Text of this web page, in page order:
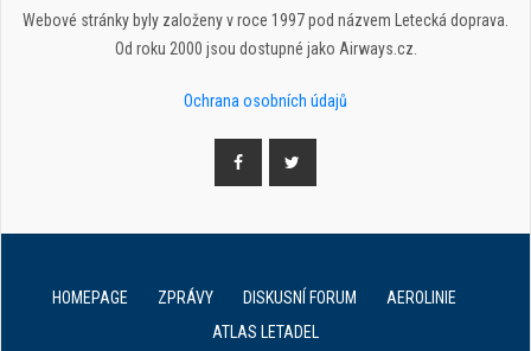
Webové stránky byly založeny v roce 1997 pod názvem Letecká doprava.
Od roku 2000 jsou dostupné jako Airways.cz.
Ochrana osobních údajů
HOMEPAGE ZPRÁVY DISKUSNÍ FORUM
AEROLINIE
ATLAS LETADEL